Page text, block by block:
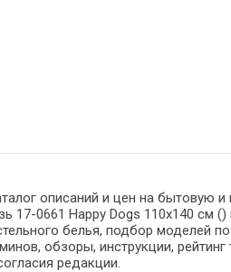
описаний и цен на бытовую
17-0661 Happy Dogs 110х140
белья, подбор моделей
обзоры, инструкции,
редакции.